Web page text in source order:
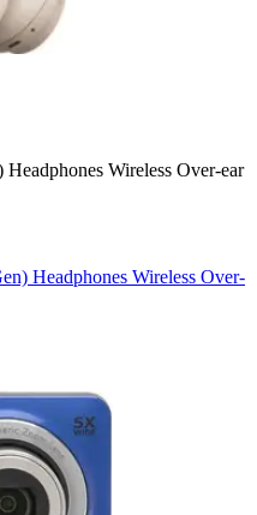
Wireless Over-ear
Headphones Wireless Over-